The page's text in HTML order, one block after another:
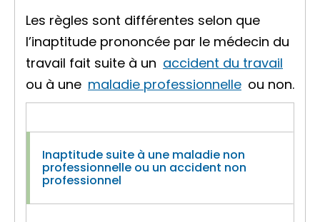
Les règles sont différentes selon que
l’inaptitude prononcée par le médecin du
travail fait suite à un accident du travail
ou à une maladie professionnelle ou non.
Inaptitude suite à une maladie non
professionnelle ou un accident non
professionnel